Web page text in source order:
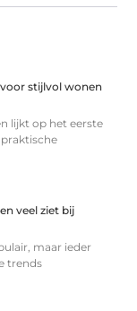
stijlvol wonen
lijkt op het eerste
veel ziet bij
maar ieder
trends